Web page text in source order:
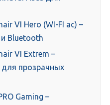
VI Hero (WI-FI ac) –
Bluetooth
VI Extrem –
для прозрачных
Gaming –